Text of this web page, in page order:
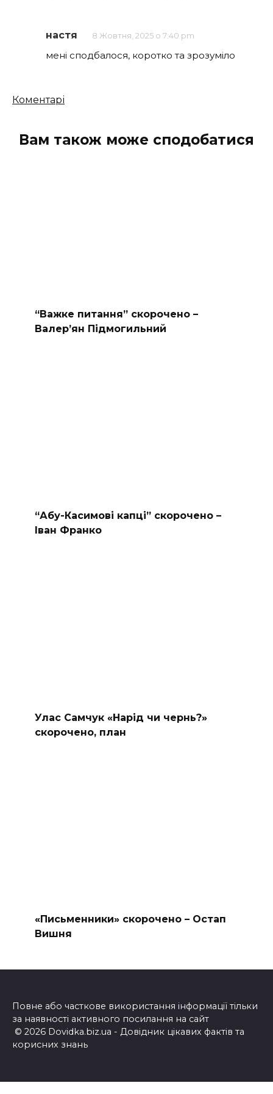
настя 8 Жовтня, 2025 о 7:40 pm
мені сподбалося, коротко та зрозуміло
Кількість
Коментарі
Вам також може сподобатися
“Важке питання” скорочено –
Валер’ян Підмогильний
“Абу-Касимові капці” скорочено –
Іван Франко
Улас Самчук «Нарід чи чернь?»
скорочено, план
«Письменники» скорочено – Остап
Вишня
Повне або часткове використання інформації тільки
за наявності активного посилання на сайт
© 2026 Dovidka.biz.ua - Довідник цікавих фактів та
корисних знань